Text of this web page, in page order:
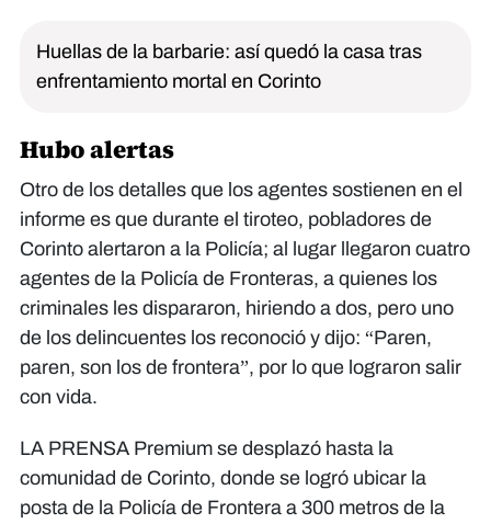
Huellas de la barbarie: así quedó la casa tras
enfrentamiento mortal en Corinto
Hubo alertas
Otro de los detalles que los agentes sostienen en el
informe es que durante el tiroteo, pobladores de
Corinto alertaron a la Policía; al lugar llegaron cuatro
agentes de la Policía de Fronteras, a quienes los
criminales les dispararon, hiriendo a dos, pero uno
de los delincuentes los reconoció y dijo: “Paren,
paren, son los de frontera”, por lo que lograron salir
con vida.
LA PRENSA Premium se desplazó hasta la
comunidad de Corinto, donde se logró ubicar la
posta de la Policía de Frontera a 300 metros de la